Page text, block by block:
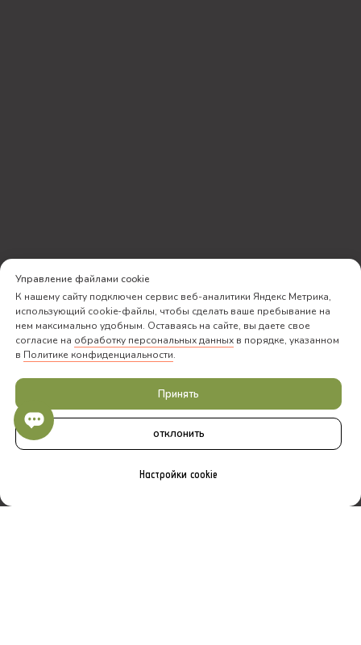
Управление файлами cookie
К нашему сайту подключен сервис веб-аналитики Яндекс Метрика,
использующий cookie-файлы, чтобы сделать ваше пребывание на
нем максимально удобным. Оставаясь на сайте, вы даете свое
согласие на обработку персональных данных в порядке, указанном
в Политике конфиденциальности.
Принять
отклонить
Настройки cookie